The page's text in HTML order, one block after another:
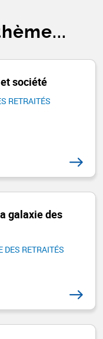
société
RETRAITÉS
galaxie des
DES RETRAITÉS